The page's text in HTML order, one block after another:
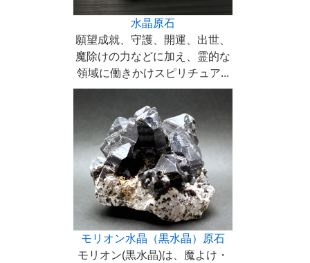
水晶原石
願望成就、守護、開運、出世、
魔除けの力などに加え、霊的な
領域に働きかけスピリチュア...
モリオン水晶（黒水晶）原石
モリオン(黒水晶)は、魔よけ・